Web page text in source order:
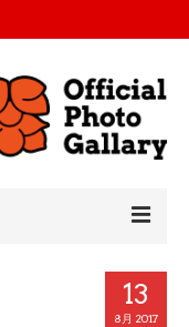
13
8月 2017